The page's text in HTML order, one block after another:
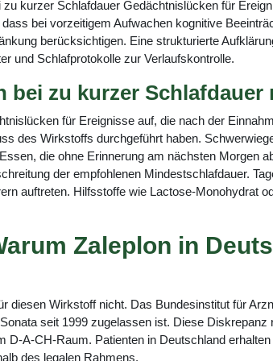
kurzer Schlafdauer Gedächtnislücken für
bei vorzeitigem Aufwachen kognitive
berücksichtigen. Eine strukturierte
und Schlafprotokolle zur Verlaufskontrolle.
zu kurzer Schlafdauer
für Ereignisse auf, die nach der
des Wirkstoffs durchgeführt haben.
die ohne Erinnerung am nächsten Morgen
der empfohlenen Mindestschlafdauer.
auftreten. Hilfsstoffe wie Lactose-Monohydrat
Zaleplon in
diesen Wirkstoff nicht. Das Bundesinstitut für
seit 1999 zugelassen ist. Diese
D-A-CH-Raum. Patienten in Deutschland
des legalen Rahmens.